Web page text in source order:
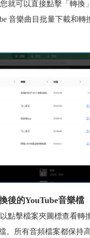
就可以直接點擊「轉換
音樂曲目批量下載和轉
後的YouTube音樂檔
點擊檔案夾圖標查看轉
。所有音頻檔案都保持